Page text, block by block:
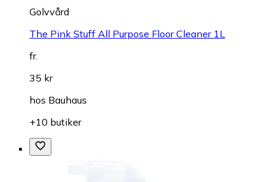
Golvvård
The Pink Stuff All Purpose Floor Cleaner 1L
fr.
35 kr
hos Bauhaus
+10 butiker